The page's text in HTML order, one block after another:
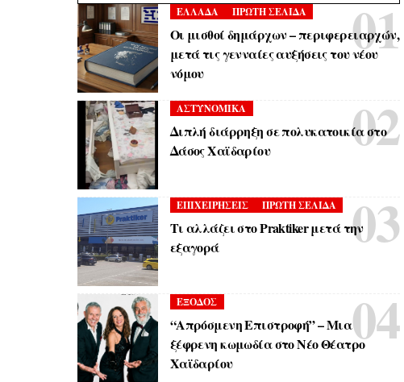
ΕΛΛΑΔΑ ΠΡΩΤΗ ΣΕΛΙΔΑ
Οι μισθοί δημάρχων – περιφερειαρχών,
μετά τις γενναίες αυξήσεις του νέου
νόμου
ΑΣΤΥΝΟΜΙΚΑ
Διπλή διάρρηξη σε πολυκατοικία στο
Δάσος Χαϊδαρίου
ΕΠΙΧΕΙΡΗΣΕΙΣ ΠΡΩΤΗ ΣΕΛΙΔΑ
Τι αλλάζει στο Praktiker μετά την
εξαγορά
ΕΞΟΔΟΣ
“Απρόσμενη Επιστροφή” – Μια
ξέφρενη κωμωδία στο Νέο Θέατρο
Χαϊδαρίου